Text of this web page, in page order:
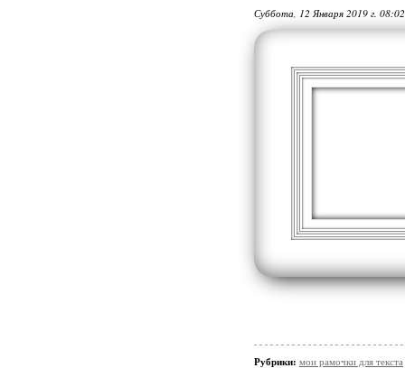
Суббота, 12 Января 2019 г.
Рубрики: мои рамочки для текста